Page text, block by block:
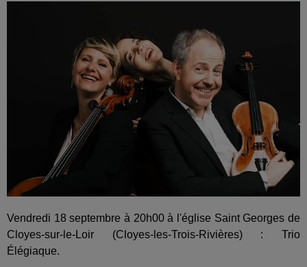
Vendredi 18 septembre à 20h00 à l'église Saint Georges de
Cloyes-sur-le-Loir (Cloyes-les-Trois-Rivières) : Trio
Élégiaque.